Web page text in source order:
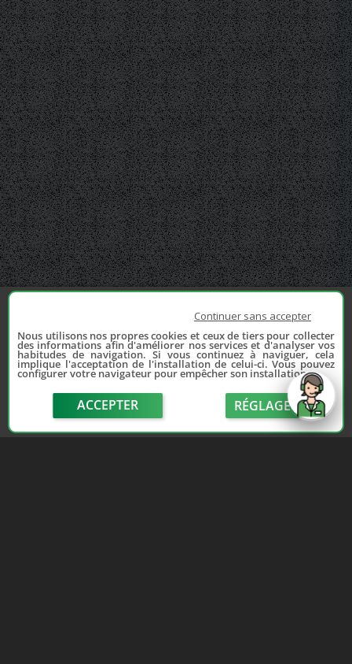
Continuer sans accepter
Nous utilisons nos propres cookies et ceux de tiers pour collecter
des informations afin d'améliorer nos services et d'analyser vos
habitudes de navigation. Si vous continuez à naviguer, cela
implique l'acceptation de l'installation de celui-ci. Vous pouvez
configurer votre navigateur pour empêcher son installation.
ACCEPTER RÉGLAGE